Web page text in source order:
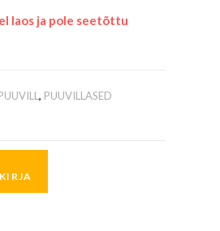
laos ja pole seetõttu
, PUUVILLASED